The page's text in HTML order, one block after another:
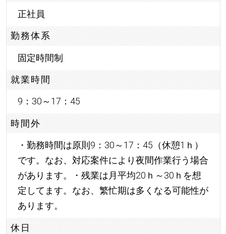
正社員
勤務体系
固定時間制
就業時間
9：30～17：45
時間外
・勤務時間は原則9：30～17：45（休憩1ｈ）
です。なお、対応案件により夜間作業行う場合
があります。・残業は月平均20ｈ～30ｈを想
定してます。なお、繁忙期は多くなる可能性が
あります。
休日